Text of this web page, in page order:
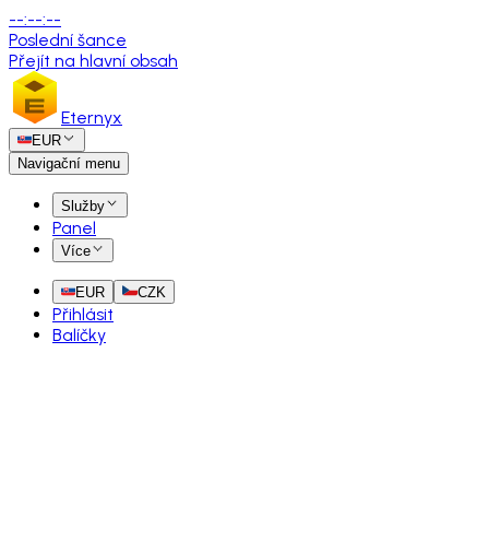
--:--:--
Poslední šance
Přejít na hlavní obsah
Eternyx
EUR
Navigační menu
Služby
Panel
Více
EUR CZK
Přihlásit
Balíčky